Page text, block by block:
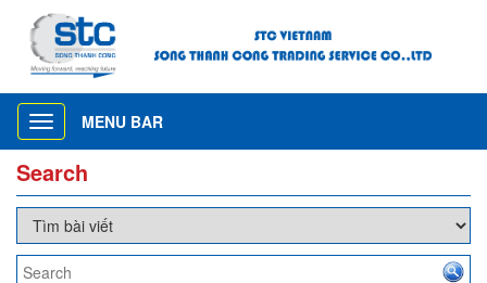
Toggle
navigation
MENU BAR
Search